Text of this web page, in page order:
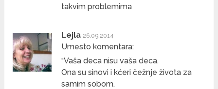
takvim problemima
Lejla 26.09.2014
Umesto komentara:
“Vaša deca nisu vaša deca.
Ona su sinovi i kćeri čežnje života za
samim sobom.